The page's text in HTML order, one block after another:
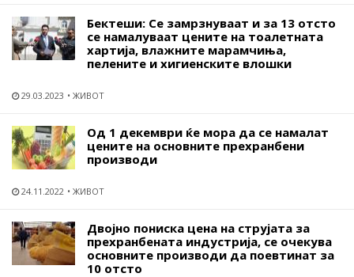
Бектеши: Се замрзнуваат и за 13 отсто
се намалуваат цените на тоалетната
хартија, влажните марамчиња,
пелените и хигиенските влошки
29.03.2023 ЖИВОТ
Од 1 декември ќе мора да се намалат
цените на основните прехранбени
производи
24.11.2022 ЖИВОТ
Двојно пониска цена на струјата за
прехранбената индустрија, се очекува
основните производи да поевтинат за
10 отсто